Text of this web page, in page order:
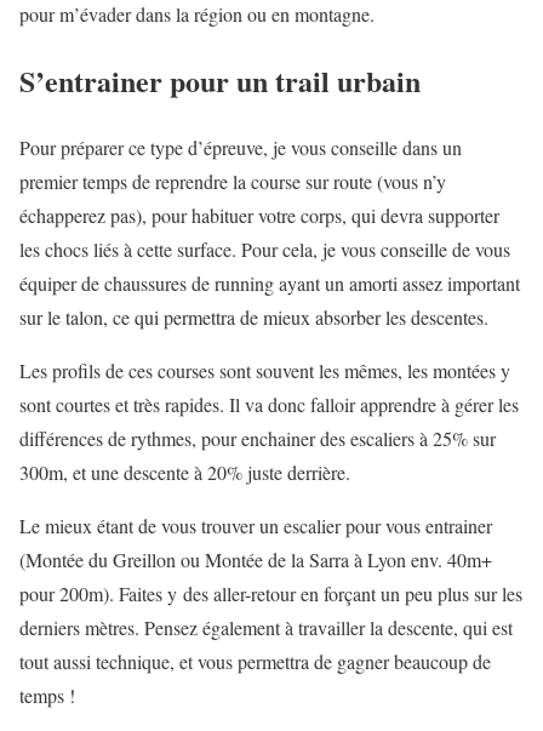
pour m’évader dans la région ou en montagne.
S’entrainer pour un trail urbain
Pour préparer ce type d’épreuve, je vous conseille dans un
premier temps de reprendre la course sur route (vous n’y
échapperez pas), pour habituer votre corps, qui devra supporter
les chocs liés à cette surface. Pour cela, je vous conseille de vous
équiper de chaussures de running ayant un amorti assez important
sur le talon, ce qui permettra de mieux absorber les descentes.
Les profils de ces courses sont souvent les mêmes, les montées y
sont courtes et très rapides. Il va donc falloir apprendre à gérer les
différences de rythmes, pour enchainer des escaliers à 25% sur
300m, et une descente à 20% juste derrière.
Le mieux étant de vous trouver un escalier pour vous entrainer
(Montée du Greillon ou Montée de la Sarra à Lyon env. 40m+
pour 200m). Faites y des aller-retour en forçant un peu plus sur les
derniers mètres. Pensez également à travailler la descente, qui est
tout aussi technique, et vous permettra de gagner beaucoup de
temps !